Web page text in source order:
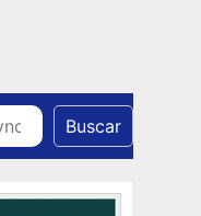
Buscar